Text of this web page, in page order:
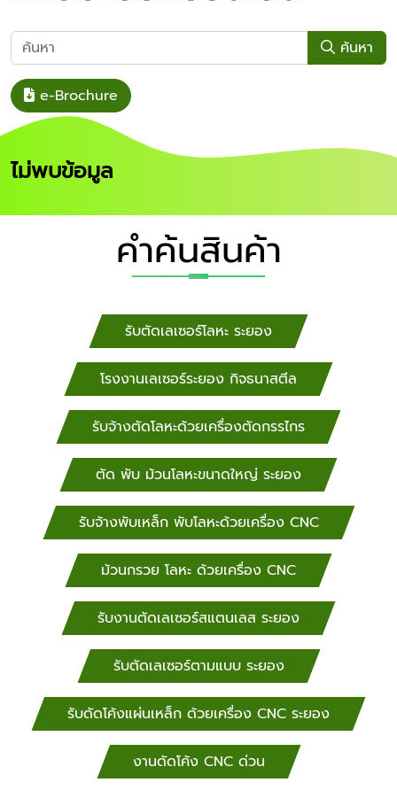
ค้นหา
e-Brochure
ไม่พบข้อมูล
คำค้นสินค้า
รับตัดเลเซอร์โลหะ ระยอง
โรงงานเลเซอร์ระยอง กิจธนาสตีล
รับจ้างตัดโลหะด้วยเครื่องตัดกรรไกร
ตัด พับ ม้วนโลหะขนาดใหญ่ ระยอง
รับจ้างพับเหล็ก พับโลหะด้วยเครื่อง CNC
ม้วนกรวย โลหะ ด้วยเครื่อง CNC
รับงานตัดเลเซอร์สแตนเลส ระยอง
รับตัดเลเซอร์ตามแบบ ระยอง
รับดัดโค้งแผ่นเหล็ก ด้วยเครื่อง CNC ระยอง
งานดัดโค้ง CNC ด่วน